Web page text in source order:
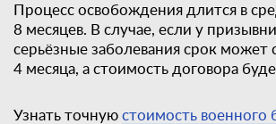
Процесс освобождения длится в
8 месяцев. В случае, если у
серьёзные заболевания срок может
4 месяца, а стоимость договора
Узнать точную стоимость военного